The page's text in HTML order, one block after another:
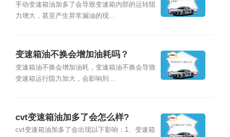
手动变速箱油加多了会导致变速箱内部的运转阻
力增大，甚至产生异常漏油的现...
变速箱油不换会增加油耗吗？
变速箱油不换会增加油耗，变速箱油不换会导致
变速箱运行阻力加大，会影响到...
cvt变速箱油加多了会怎么样?
cvt变速箱油加多了会出现以下影响：1、变速箱